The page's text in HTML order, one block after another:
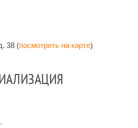
38 (посмотреть на карте)